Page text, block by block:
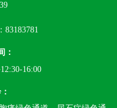
83183781
：
16:00